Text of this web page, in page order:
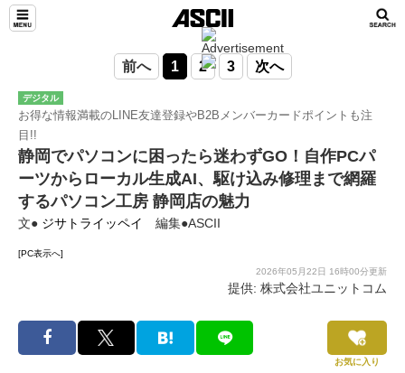
前へ 1 2 3 次へ
デジタル
お得な情報満載のLINE友達登録やB2Bメンバーカードポイントも注
目!!
静岡でパソコンに困ったら迷わずGO！自作PCパ
ーツからローカル生成AI、駆け込み修理まで網羅
するパソコン工房 静岡店の魅力
文● ジサトライッペイ 編集●ASCII
[PC表示へ]
2026年05月22日 16時00分更新
提供: 株式会社ユニットコム
お気に入り